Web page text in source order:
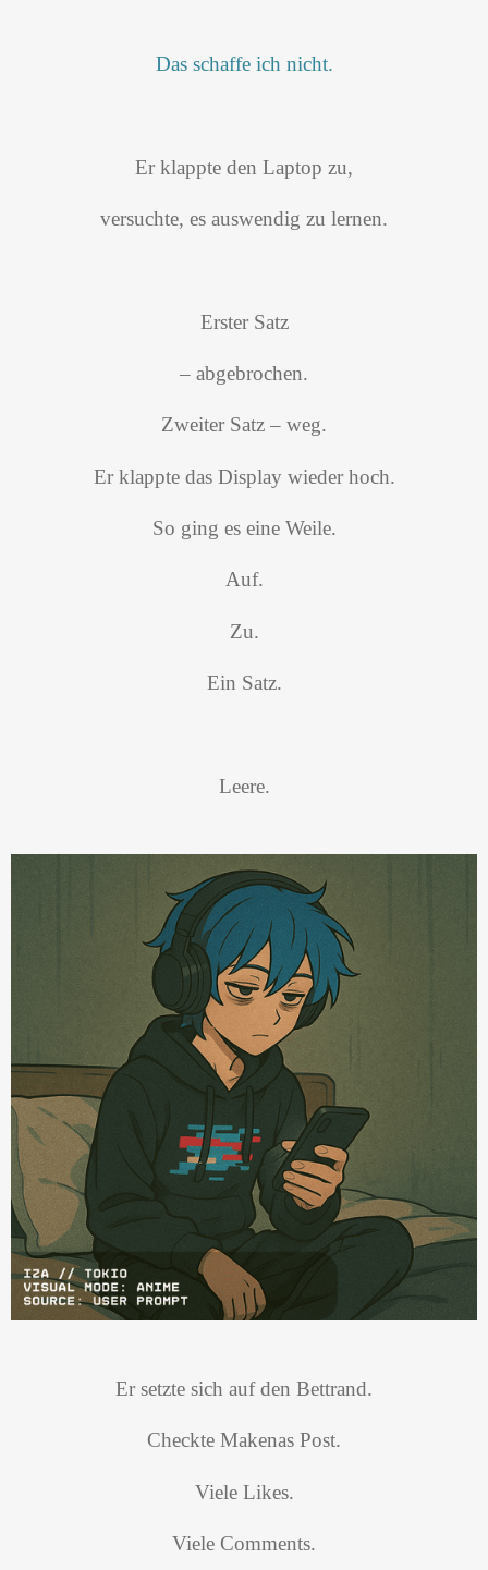
Das schaffe ich nicht.
Er klappte den Laptop zu,
versuchte, es auswendig zu lernen.
Erster Satz
– abgebrochen.
Zweiter Satz – weg.
Er klappte das Display wieder hoch.
So ging es eine Weile.
Auf.
Zu.
Ein Satz.
Leere.
Er setzte sich auf den Bettrand.
Checkte Makenas Post.
Viele Likes.
Viele Comments.